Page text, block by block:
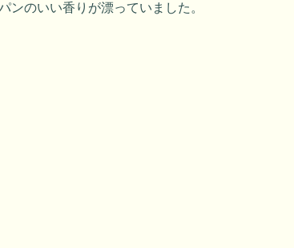
ンのいい香りが漂っていました。